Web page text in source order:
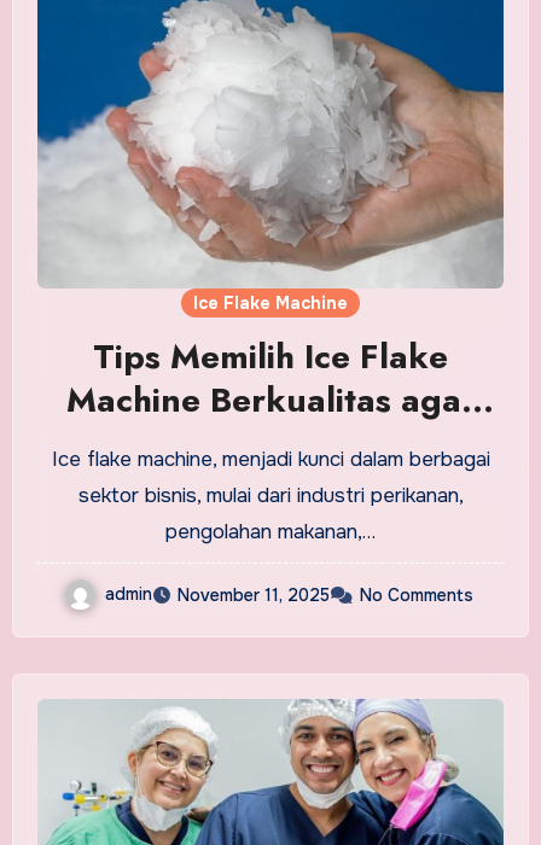
Ice Flake Machine
Tips Memilih Ice Flake
Machine Berkualitas agar
Usaha Lebih Lancar
Ice flake machine, menjadi kunci dalam berbagai
sektor bisnis, mulai dari industri perikanan,
pengolahan makanan,…
admin November 11, 2025 No Comments